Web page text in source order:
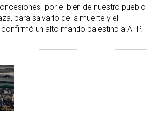
"por el bien de nuestro pueblo
para salvarlo de la muerte y el
un alto mando palestino a AFP.